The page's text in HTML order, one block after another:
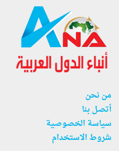
من نحن
أتصل بنا
سياسة الخصوصية
شروط الاستخدام